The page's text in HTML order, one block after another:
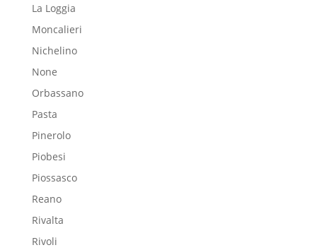
La Loggia
Moncalieri
Nichelino
None
Orbassano
Pasta
Pinerolo
Piobesi
Piossasco
Reano
Rivalta
Rivoli